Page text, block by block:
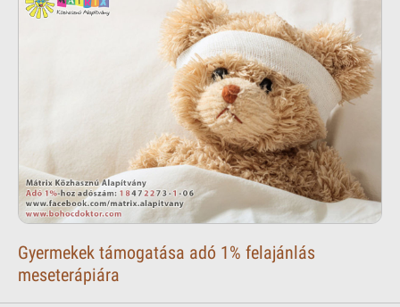
Gyermekek támogatása adó 1% felajánlás
meseterápiára